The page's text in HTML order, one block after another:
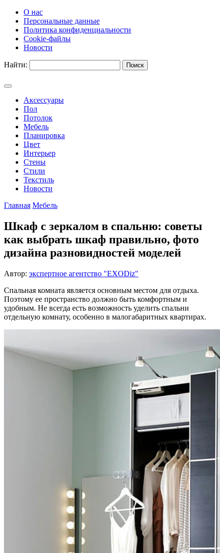
О нас
Персональные данные
Политика конфиденциальности
Cookie-файлы
Новости
Найти:
Аксессуары
Пол
Потолок
Мебель
Планировка
Цвет
Интерьер
Стены
Стили
Текстиль
Новости
Главная Мебель
Шкаф с зеркалом в спальню: советы
как выбрать шкаф правильно, фото
дизайна разновидностей моделей
Автор: экспертное агентство "EXODiz"
Спальная комната является основным местом для отдыха.
Поэтому ее пространство должно быть комфортным и
удобным. Не всегда есть возможность уделить спальни
отдельную комнату, особенно в малогабаритных квартирах.